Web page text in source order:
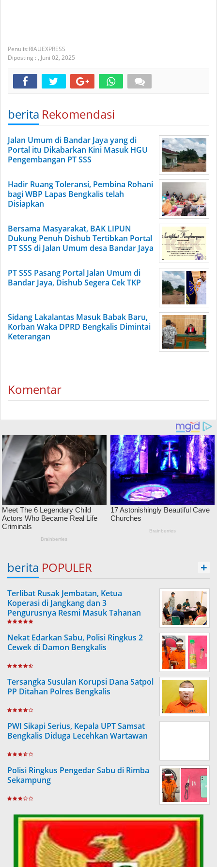
RIAUEXPRESS
Diposting : , Juni 02, 2025
berita Rekomendasi
Jalan Umum di Bandar Jaya yang di
Portal itu Dikabarkan Kini Masuk HGU
Pengembangan PT SSS
Hadir Ruang Toleransi, Pembina Rohani
bagi WBP Lapas Bengkalis telah
Disiapkan
Bersama Masyarakat, BAK LIPUN
Dukung Penuh Dishub Tertibkan Portal
PT SSS di Jalan Umum desa Bandar Jaya
PT SSS Pasang Portal Jalan Umum di
Bandar Jaya, Dishub Segera Cek TKP
Sidang Lakalantas Masuk Babak Baru,
Korban Waka DPRD Bengkalis Dimintai
Keterangan
Komentar
berita POPULER +
Terlibat Rusak Jembatan, Ketua
Koperasi di Jangkang dan 3
Pengurusnya Resmi Masuk Tahanan
Jaksa
Nekat Edarkan Sabu, Polisi Ringkus 2
Cewek di Damon Bengkalis
Tersangka Susulan Korupsi Dana Satpol
PP Ditahan Polres Bengkalis
PWI Sikapi Serius, Kepala UPT Samsat
Bengkalis Diduga Lecehkan Wartawan
Polisi Ringkus Pengedar Sabu di Rimba
Sekampung